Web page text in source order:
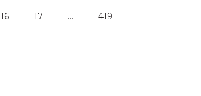
16 17 … 419